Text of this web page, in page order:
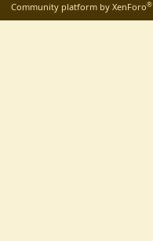
Community platform by XenForo®